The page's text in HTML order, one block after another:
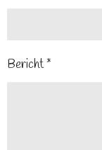
Bericht *